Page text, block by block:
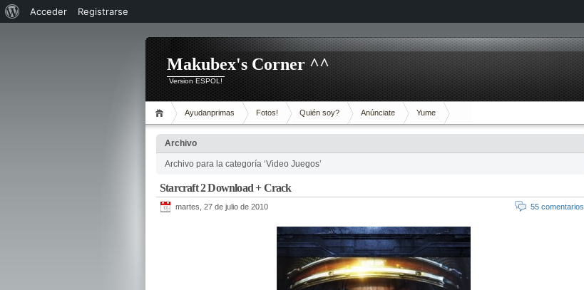
Makubex's Corner ^^
Version ESPOL!
Ayudanprimas Fotos! Quién soy? Anúnciate Yume
Archivo
Archivo para la categoría ‘Video Juegos’
Starcraft 2 Download + Crack
martes, 27 de julio de 2010 55 comentarios
Acerca
Acceder Registrarse